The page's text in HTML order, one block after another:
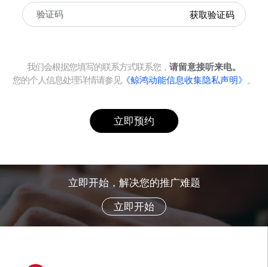
获取验证码
我们会根据您填写的联系方式联系您， 请留意接听来电。
您的个人信息处理详情请参见《鲸鸿动能信息收集隐私声明》 。
立即预约
立即开始，解决您的推广难题
立即开始